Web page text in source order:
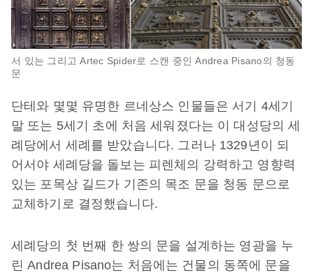
서 있는 그리고 Artec Spider로 스캔 중인 Andrea Pisano의 청동
문
단테와 몇몇 유명한 르네상스 인물들은 서기 4세기
말 또는 5세기 초에 처음 세워졌다는 이 대성당의 세
례당에서 세례를 받았습니다. 그러나 1329년이 되
어서야 세례당을 돌보는 피렌체의 강력하고 영향력
있는 포목상 길드가 기존의 목조 문을 청동 문으로
교체하기로 결정했습니다.
세례당의 첫 번째 한 쌍의 문을 설계하는 영광을 누
린 Andrea Pisano는 처음에는 건물의 동쪽에 문을